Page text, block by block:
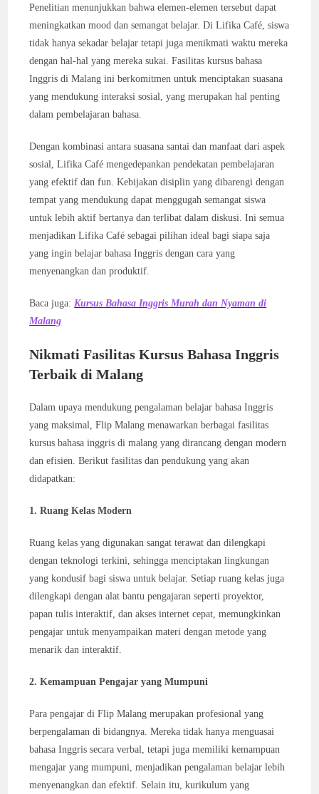
Penelitian menunjukkan bahwa elemen-elemen tersebut dapat
meningkatkan mood dan semangat belajar. Di Lifika Café, siswa
tidak hanya sekadar belajar tetapi juga menikmati waktu mereka
dengan hal-hal yang mereka sukai. Fasilitas kursus bahasa
Inggris di Malang ini berkomitmen untuk menciptakan suasana
yang mendukung interaksi sosial, yang merupakan hal penting
dalam pembelajaran bahasa.
Dengan kombinasi antara suasana santai dan manfaat dari aspek
sosial, Lifika Café mengedepankan pendekatan pembelajaran
yang efektif dan fun. Kebijakan disiplin yang dibarengi dengan
tempat yang mendukung dapat menggugah semangat siswa
untuk lebih aktif bertanya dan terlibat dalam diskusi. Ini semua
menjadikan Lifika Café sebagai pilihan ideal bagi siapa saja
yang ingin belajar bahasa Inggris dengan cara yang
menyenangkan dan produktif.
Baca juga:Kursus Bahasa Inggris Murah dan Nyaman di
Malang
Nikmati Fasilitas Kursus Bahasa Inggris
Terbaik di Malang
Dalam upaya mendukung pengalaman belajar bahasa Inggris
yang maksimal, Flip Malang menawarkan berbagai fasilitas
kursus bahasa inggris di malang yang dirancang dengan modern
dan efisien. Berikut fasilitas dan pendukung yang akan
didapatkan:
1. Ruang Kelas Modern
Ruang kelas yang digunakan sangat terawat dan dilengkapi
dengan teknologi terkini, sehingga menciptakan lingkungan
yang kondusif bagi siswa untuk belajar. Setiap ruang kelas juga
dilengkapi dengan alat bantu pengajaran seperti proyektor,
papan tulis interaktif, dan akses internet cepat, memungkinkan
pengajar untuk menyampaikan materi dengan metode yang
menarik dan interaktif.
2. Kemampuan Pengajar yang Mumpuni
Para pengajar di Flip Malang merupakan profesional yang
berpengalaman di bidangnya. Mereka tidak hanya menguasai
bahasa Inggris secara verbal, tetapi juga memiliki kemampuan
mengajar yang mumpuni, menjadikan pengalaman belajar lebih
menyenangkan dan efektif. Selain itu, kurikulum yang